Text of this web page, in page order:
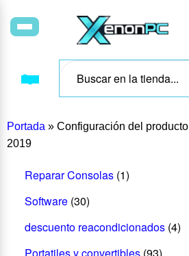
Portada » Configuración del producto
2019
Reparar Consolas (1)
Software (30)
descuento reacondicionados (4)
Portatiles y convertibles (93)